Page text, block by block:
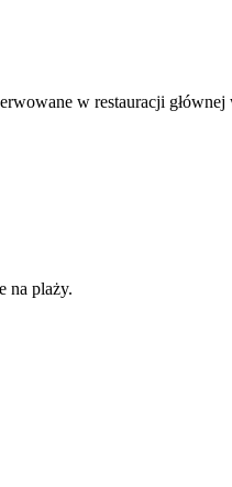
w restauracji
na plaży.